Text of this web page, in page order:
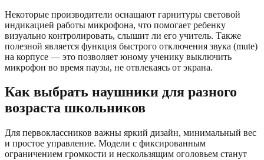
Некоторые производители оснащают гарнитуры световой
индикацией работы микрофона, что помогает ребенку
визуально контролировать, слышит ли его учитель. Также
полезной является функция быстрого отключения звука (mute)
на корпусе — это позволяет юному ученику выключить
микрофон во время паузы, не отвлекаясь от экрана.
Как выбрать наушники для разного
возраста школьников
Для первоклассников важны яркий дизайн, минимальный вес
и простое управление. Модели с фиксированным
ограничением громкости и нескользящим оголовьем станут